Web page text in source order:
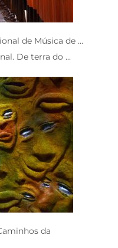
de Música de ...
De terra do ...
da